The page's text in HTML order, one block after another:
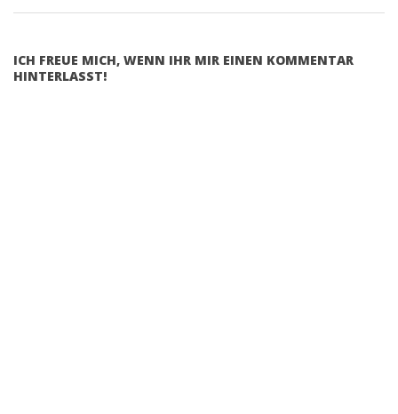
ICH FREUE MICH, WENN IHR MIR EINEN KOMMENTAR
HINTERLASST!